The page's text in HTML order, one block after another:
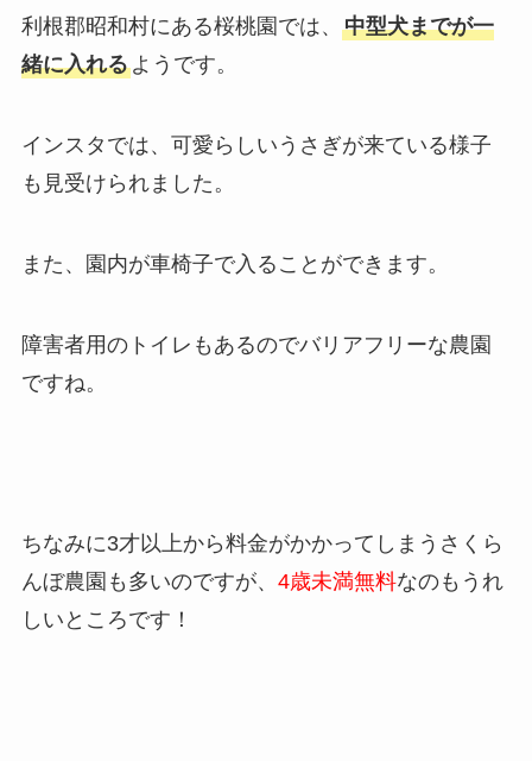
利根郡昭和村にある桜桃園では、 中型犬までが一
緒に入れるようです。
インスタでは、可愛らしいうさぎが来ている様子
も見受けられました。
また、園内が車椅子で入ることができます。
障害者用のトイレもあるのでバリアフリーな農園
ですね。
ちなみに3才以上から料金がかかってしまうさくら
んぼ農園も多いのですが、 4歳未満無料なのもうれ
しいところです！